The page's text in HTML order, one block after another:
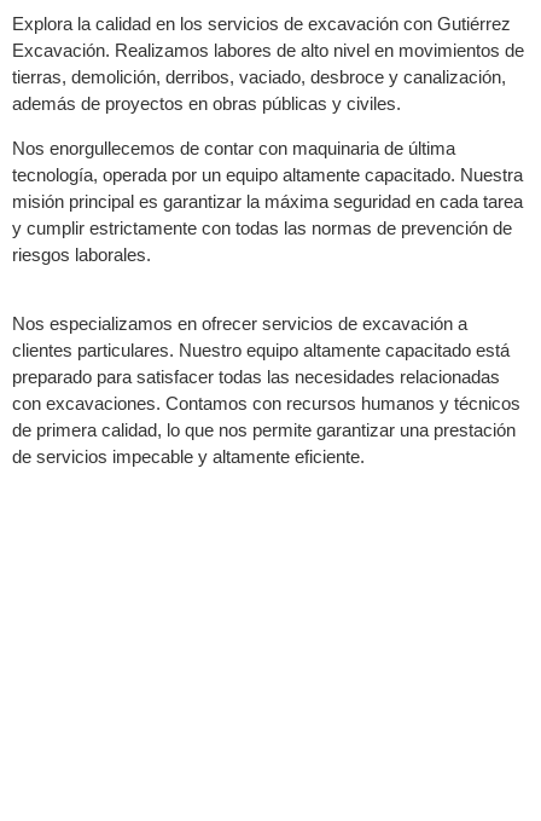
Explora la calidad en los servicios de excavación con Gutiérrez
Excavación. Realizamos labores de alto nivel en movimientos de
tierras, demolición, derribos, vaciado, desbroce y canalización,
además de proyectos en obras públicas y civiles.
Nos enorgullecemos de contar con maquinaria de última
tecnología, operada por un equipo altamente capacitado. Nuestra
misión principal es garantizar la máxima seguridad en cada tarea
y cumplir estrictamente con todas las normas de prevención de
riesgos laborales.
Nos especializamos en ofrecer servicios de excavación a
clientes particulares. Nuestro equipo altamente capacitado está
preparado para satisfacer todas las necesidades relacionadas
con excavaciones. Contamos con recursos humanos y técnicos
de primera calidad, lo que nos permite garantizar una prestación
de servicios impecable y altamente eficiente.